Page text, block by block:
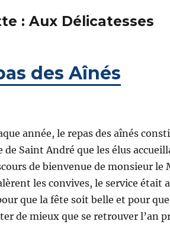
: Aux Délicatesses
des Aînés
année, le repas des aînés
de Saint André que les élus
de bienvenue de monsieur
les convives, le service était
que la fête soit belle et pour
de mieux que se retrouver l’an